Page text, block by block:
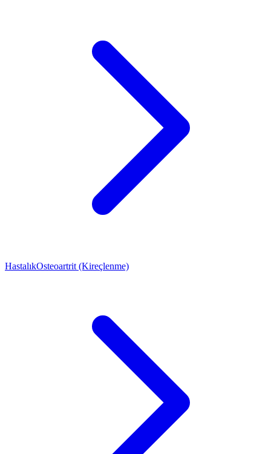
HastalıkOsteoartrit (Kireçlenme)